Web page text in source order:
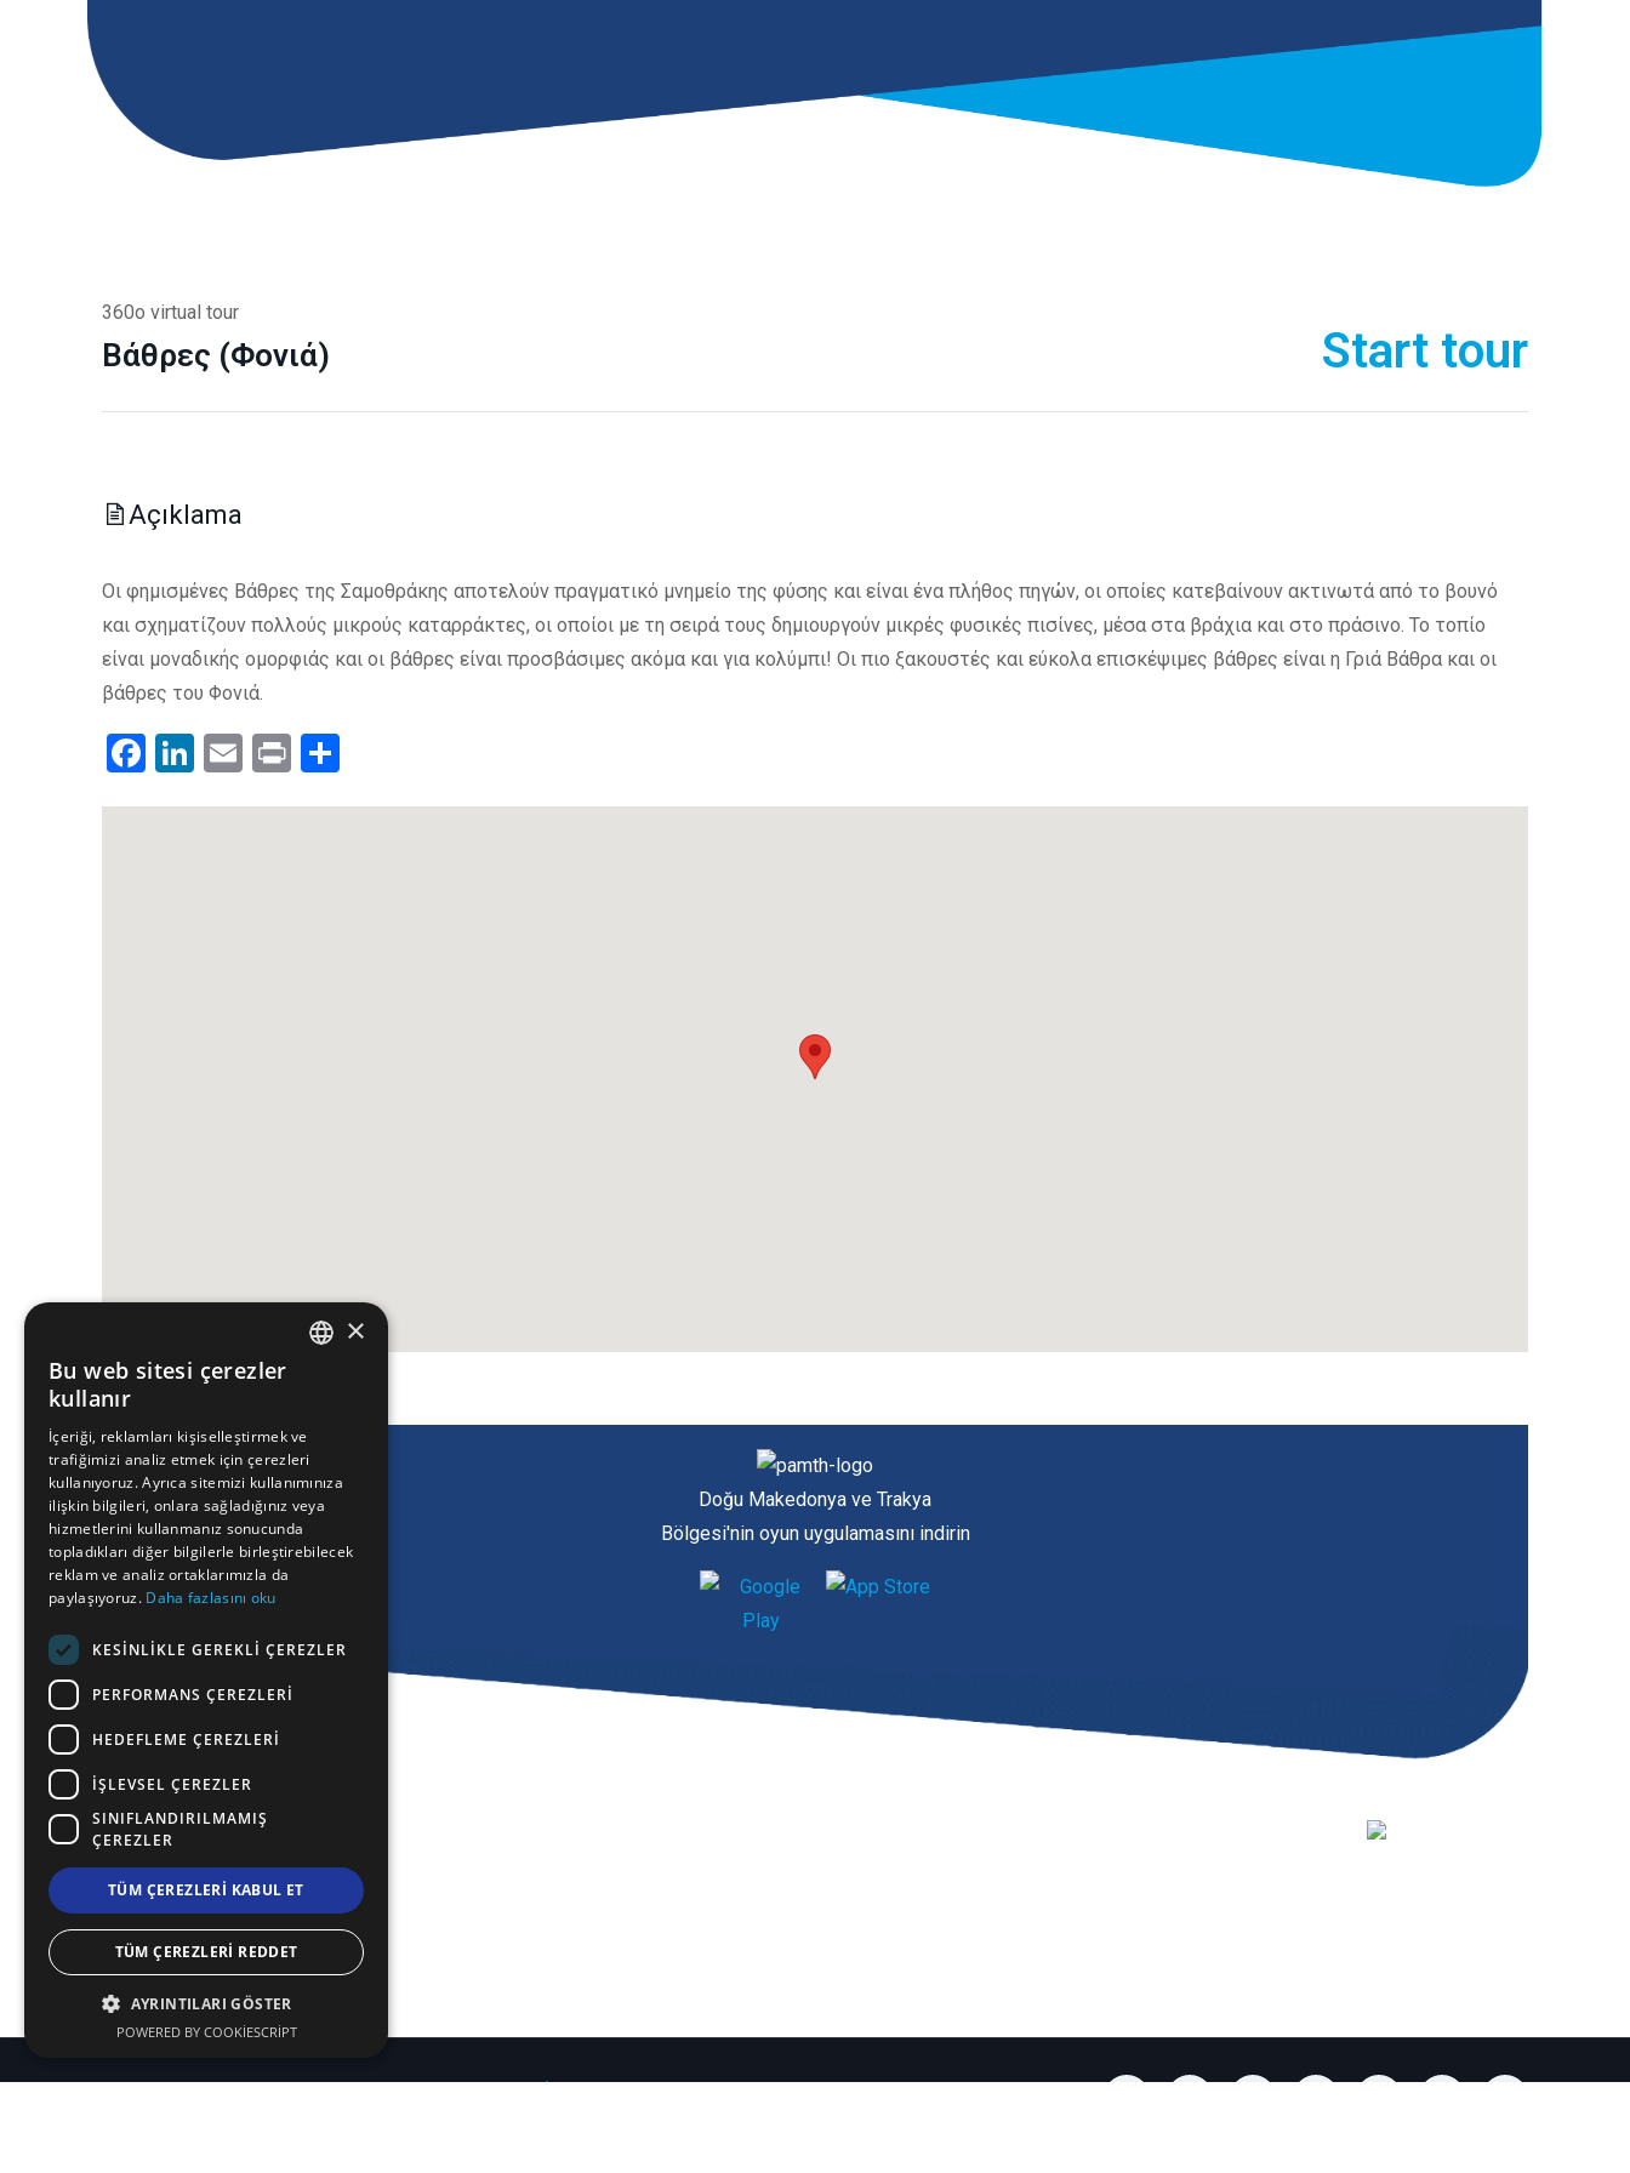
360o virtual tour
Βάθρες (Φονιά) Start tour
Açıklama
Οι φημισμένες Βάθρες της Σαμοθράκης αποτελούν πραγματικό μνημείο της φύσης και είναι ένα πλήθος πηγών, οι οποίες κατεβαίνουν ακτινωτά από το βουνό
και σχηματίζουν πολλούς μικρούς καταρράκτες, οι οποίοι με τη σειρά τους δημιουργούν μικρές φυσικές πισίνες, μέσα στα βράχια και στο πράσινο. Το τοπίο
είναι μοναδικής ομορφιάς και οι βάθρες είναι προσβάσιμες ακόμα και για κολύμπι! Οι πιο ξακουστές και εύκολα επισκέψιμες βάθρες είναι η Γριά Βάθρα και οι
βάθρες του Φονιά.
Facebook
LinkedIn
Email
Print
Doğu Makedonya ve Trakya
Bölgesi'nin oyun uygulamasını indirin
FRENCH
BULGARIAN
GERMAN
×
Bu web sitesi çerezler
kullanır
İçeriği, reklamları kişiselleştirmek ve
trafiğimizi analiz etmek için çerezleri
kullanıyoruz. Ayrıca sitemizi kullanımınıza
ilişkin bilgileri, onlara sağladığınız veya
hizmetlerini kullanmanız sonucunda
topladıkları diğer bilgilerle birleştirebilecek
reklam ve analiz ortaklarımızla da
paylaşıyoruz. Daha fazlasını oku
KESINLIKLE GEREKLI ÇEREZLER
PERFORMANS ÇEREZLERI
HEDEFLEME ÇEREZLERI
İŞLEVSEL ÇEREZLER
SINIFLANDIRILMAMIŞ
ÇEREZLER
TÜM ÇEREZLERI KABUL ET
TÜM ÇEREZLERI REDDET
AYRINTILARI GÖSTER
POWERED BY COOKIESCRIPT